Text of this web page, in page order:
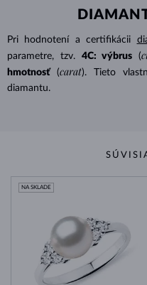
Pri hodnotení a certifikácii
parametre, tzv.
4C: výbrus (
hmotnosť
(carat). Tieto
diamantu.
NA SKLADE